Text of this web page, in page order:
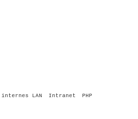
internes LAN Intranet
PHP